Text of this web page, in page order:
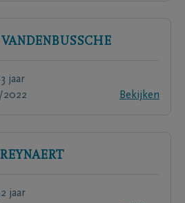
VANDENBUSSCHE
jaar
Bekijken
REYNAERT
jaar